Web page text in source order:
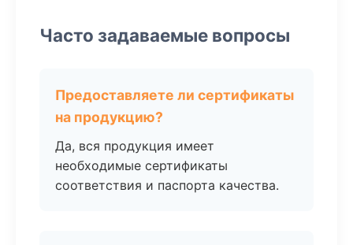
Часто задаваемые вопросы
Предоставляете ли сертификаты
на продукцию?
Да, вся продукция имеет
необходимые сертификаты
соответствия и паспорта качества.